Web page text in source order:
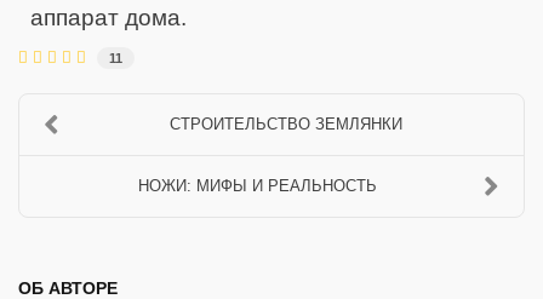
аппарат дома.
11
СТРОИТЕЛЬСТВО ЗЕМЛЯНКИ
НОЖИ: МИФЫ И РЕАЛЬНОСТЬ
ОБ АВТОРЕ